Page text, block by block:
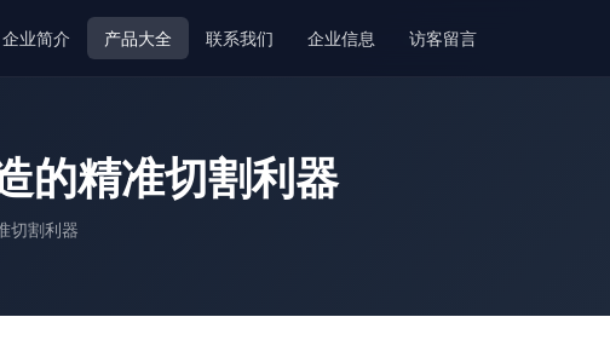
企业简介 产品大全 联系我们 企业信息 访客留言
的精准切割利器
切割利器